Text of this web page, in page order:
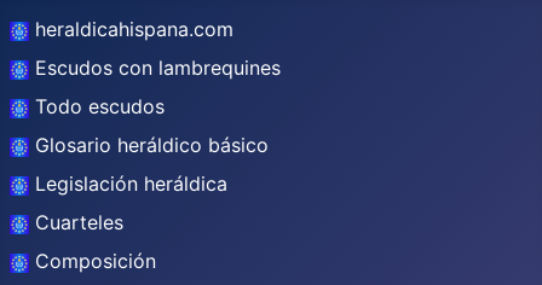
heraldicahispana.com
Escudos con lambrequines
Todo escudos
Glosario heráldico básico
Legislación heráldica
Cuarteles
Composición